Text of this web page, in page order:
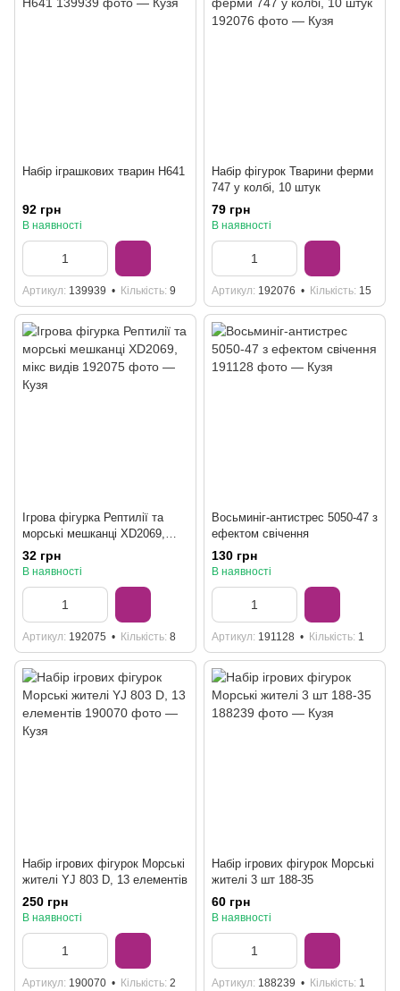
Набір іграшкових тварин H641
92 грн
В наявності
Артикул 139939 Кількість 9
Набір фігурок Тварини ферми
747 у колбі, 10 штук
79 грн
В наявності
Артикул 192076 Кількість 15
Ігрова фігурка Рептилії та
морські мешканці XD2069,
мікс видів
32 грн
В наявності
Артикул 192075 Кількість 8
Восьминіг-антистрес 5050-47 з
ефектом свічення
130 грн
В наявності
Артикул 191128 Кількість 1
Набір ігрових фігурок Морські
жителі YJ 803 D, 13 елементів
250 грн
В наявності
Артикул 190070 Кількість 2
Набір ігрових фігурок Морські
жителі 3 шт 188-35
60 грн
В наявності
Артикул 188239 Кількість 1